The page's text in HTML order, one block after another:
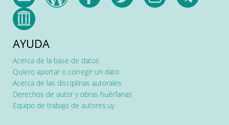
AYUDA
Acerca de la base de datos
Quiero aportar o corregir un dato
Acerca de las disciplinas autorales
Derechos de autor y obras huérfanas
Equipo de trabajo de autores.uy